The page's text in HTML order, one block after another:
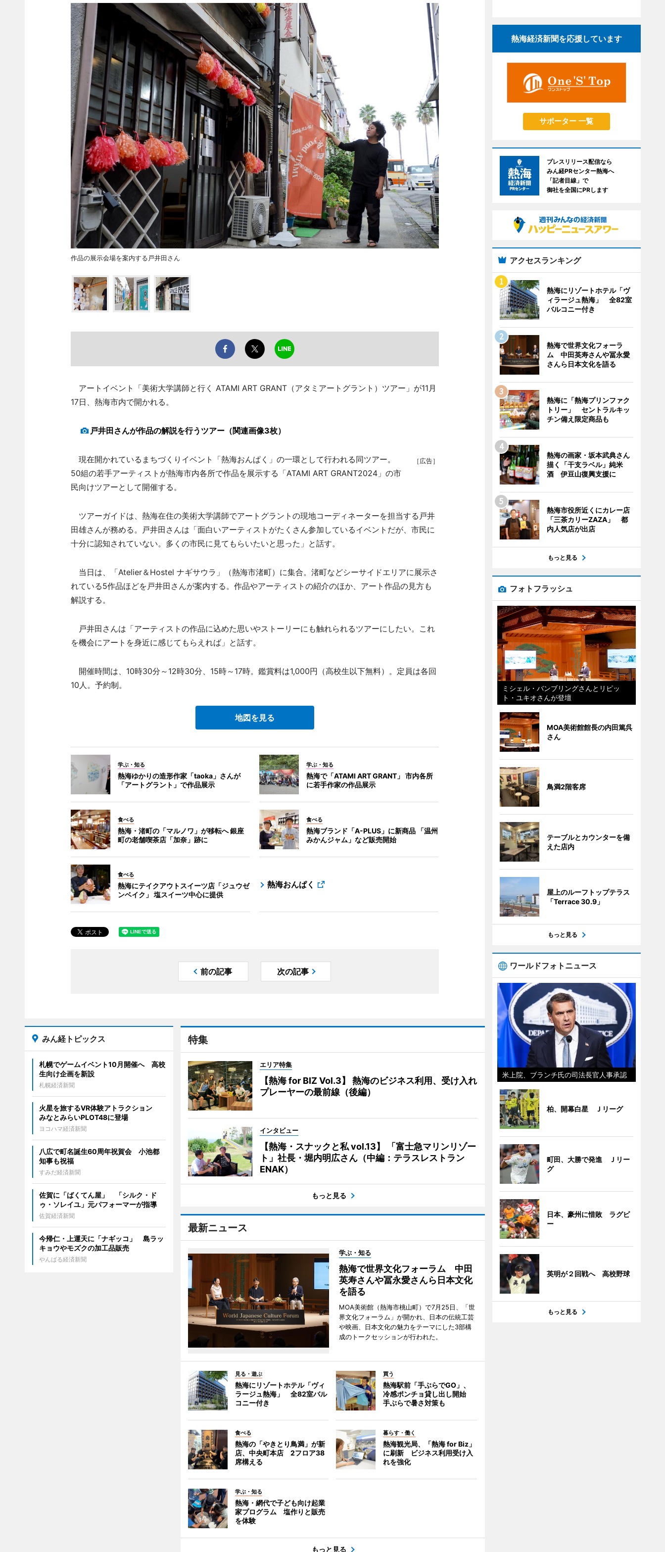
作品の展示会場を案内する戸井田さん
アートイベント「美術大学講師と行く ATAMI ART GRANT（アタミアートグラント）ツアー」が11月
17日、熱海市内で開かれる。
戸井田さんが作品の解説を行うツアー（関連画像3枚）
［広告］
現在開かれているまちづくりイベント「熱海おんぱく」の一環として行われる同ツアー。
50組の若手アーティストが熱海市内各所で作品を展示する「ATAMI ART GRANT2024」の市
民向けツアーとして開催する。
ツアーガイドは、熱海在住の美術大学講師でアートグラントの現地コーディネーターを担当する戸井
田雄さんが務める。戸井田さんは「面白いアーティストがたくさん参加しているイベントだが、市民に
十分に認知されていない。多くの市民に見てもらいたいと思った」と話す。
当日は、「Atelier＆Hostel ナギサウラ」（熱海市渚町）に集合。渚町などシーサイドエリアに展示さ
れている5作品ほどを戸井田さんが案内する。作品やアーティストの紹介のほか、アート作品の見方も
解説する。
戸井田さんは「アーティストの作品に込めた思いやストーリーにも触れられるツアーにしたい。これ
を機会にアートを身近に感じてもらえれば」と話す。
開催時間は、10時30分～12時30分、15時～17時。鑑賞料は1,000円（高校生以下無料）。定員は各回
10人。予約制。
地図を見る
学ぶ・知る
熱海ゆかりの造形作家「taoka」さんが
「アートグラント」で作品展示
学ぶ・知る
熱海で「ATAMI ART GRANT」 市内各所
に若手作家の作品展示
食べる
熱海・渚町の「マルノワ」が移転へ 銀座
町の老舗喫茶店「加奈」跡に
食べる
熱海ブランド「A-PLUS」に新商品 「温州
みかんジャム」など販売開始
食べる
熱海にテイクアウトスイーツ店「ジュウゼ
ンベイク」 塩スイーツ中心に提供
熱海おんぱく
前の記事 次の記事
特集
エリア特集
【熱海 for BIZ Vol.3】 熱海のビジネス利用、受け入れ
プレーヤーの最前線（後編）
インタビュー
【熱海・スナックと私 vol.13】 「富士急マリンリゾー
ト」社長・堀内明広さん（中編：テラスレストラン
ENAK）
もっと見る
最新ニュース
学ぶ・知る
熱海で世界文化フォーラム 中田
英寿さんや冨永愛さんら日本文化
を語る
MOA美術館（熱海市桃山町）で7月25日、「世
界文化フォーラム」が開かれ、日本の伝統工芸
や映画、日本文化の魅力をテーマにした3部構
成のトークセッションが行われた。
見る・遊ぶ
熱海にリゾートホテル「ヴィ
ラージュ熱海」 全82室バル
コニー付き
買う
熱海駅前「手ぶらでGO」、
冷感ポンチョ貸し出し開始
手ぶらで暑さ対策も
食べる
熱海の「やきとり鳥満」が新
店、中央町本店 2フロア38
席構える
暮らす・働く
熱海観光局、「熱海 for Biz」
に刷新 ビジネス利用受け入
れを強化
学ぶ・知る
熱海・網代で子ども向け起業
家プログラム 塩作りと販売
を体験
もっと見る
みん経トピックス
札幌でゲームイベント10月開催へ 高校
生向け企画を新設
札幌経済新聞
火星を旅するVR体験アトラクション
みなとみらいPLOT48に登場
ヨコハマ経済新聞
八広で町名誕生60周年祝賀会 小池都
知事も祝福
すみだ経済新聞
佐賀に「ばくてん屋」 「シルク・ド
ゥ・ソレイユ」元パフォーマーが指導
佐賀経済新聞
今帰仁・上運天に「ナギッコ」 島ラッ
キョウやモズクの加工品販売
やんばる経済新聞
熱海経済新聞を応援しています
サポーター 一覧
プレスリリース配信なら
みん経PRセンター熱海へ
「記者目線」で
御社を全国にPRします
アクセスランキング
熱海にリゾートホテル「ヴ
ィラージュ熱海」 全82室
バルコニー付き
熱海で世界文化フォーラ
ム 中田英寿さんや冨永愛
さんら日本文化を語る
熱海に「熱海プリンファク
トリー」 セントラルキッ
チン備え限定商品も
熱海の画家・坂本武典さん
描く「干支ラベル」純米
酒 伊豆山復興支援に
熱海市役所近くにカレー店
「三茶カリーZAZA」 都
内人気店が出店
もっと見る
フォトフラッシュ
ミシェル・バンブリングさんとリピッ
ト・ユキオさんが登壇
MOA美術館館長の内田篤呉
さん
鳥満2階客席
テーブルとカウンターを備
えた店内
屋上のルーフトップテラス
「Terrace 30.9」
もっと見る
ワールドフォトニュース
米上院、ブランチ氏の司法長官人事承認
柏、開幕白星 Ｊリーグ
町田、大勝で発進 Ｊリー
グ
日本、豪州に惜敗 ラグビ
ー
英明が２回戦へ 高校野球
もっと見る